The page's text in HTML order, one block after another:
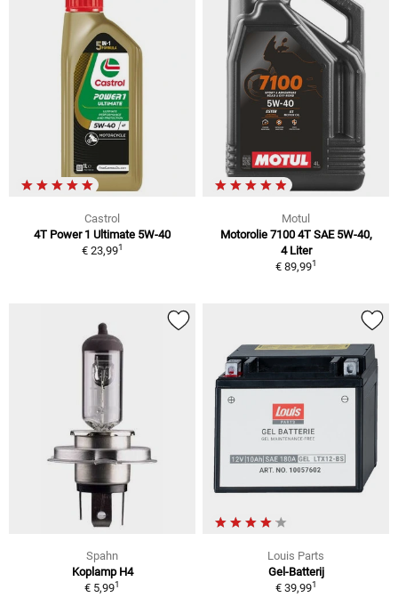
Castrol
4T Power 1 Ultimate 5W-40
€ 23,991
Motul
Motorolie 7100 4T SAE 5W-40,
4 Liter
€ 89,991
Spahn
Koplamp H4
€ 5,991
Louis Parts
Gel-Batterij
€ 39,991